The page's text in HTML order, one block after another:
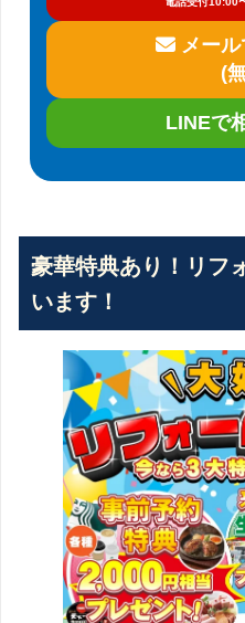
メール
(
LINEで
豪華特典あり！リフ
います！